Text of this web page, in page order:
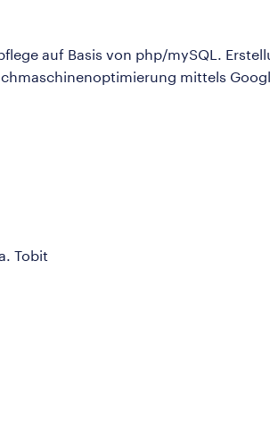
auf Basis von php/mySQL.
mittels
Tobit